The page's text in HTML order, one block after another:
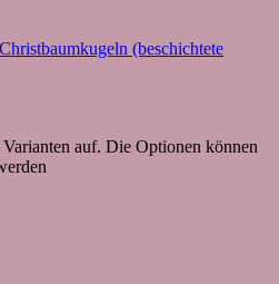
(beschichtete
auf. Die Optionen können